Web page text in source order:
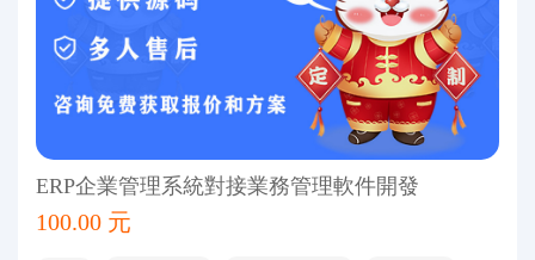
ERP企業管理系統對接業務管理軟件開發
100.00 元